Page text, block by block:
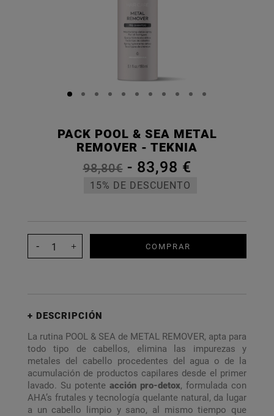
PACK POOL & SEA METAL
REMOVER - TEKNIA
98,80€- 83,98 €
15% DE DESCUENTO
COMPRAR
DESCRIPCIÓN
La rutina POOL & SEA de METAL REMOVER, apta para
todo tipo de cabellos, elimina las impurezas y
metales del cabello procedentes del agua o de la
acumulación de productos capilares desde el primer
lavado. Su potente acción pro-detox, formulada con
AHA’s frutales y tecnología quelante natural, da lugar
a un cabello limpio y sano, al mismo tiempo que